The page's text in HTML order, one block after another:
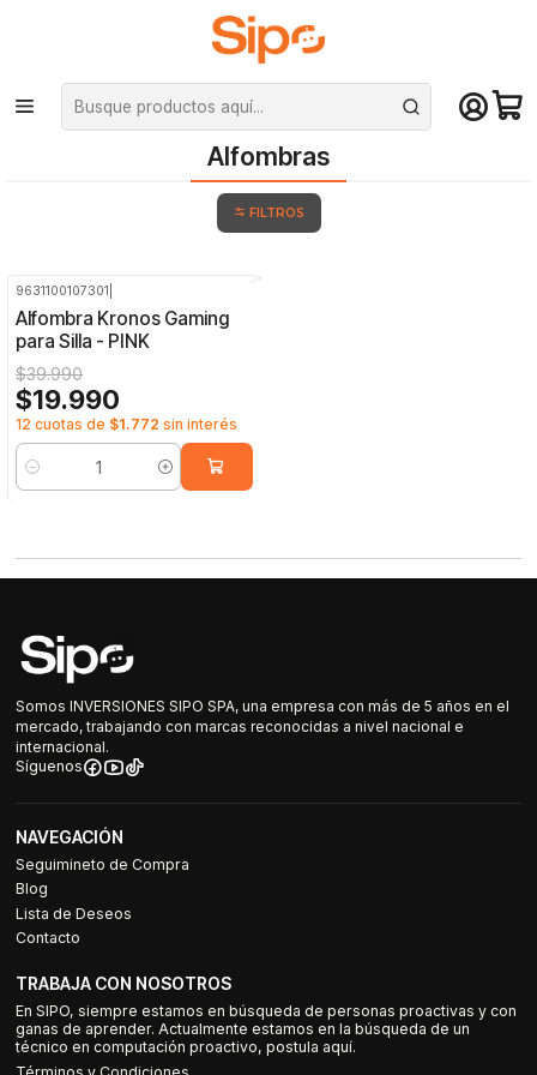
¡Compra hasta mediodía y recibe hoy! De lunes a sábado en el gran
Santiago. Envío gratis desde $29.990
Inicio Computación y Gamers Sillas y Escritorios Alfombras
Alfombras
FILTROS
9631100107301
Alfombra Kronos Gaming
para Silla - PINK
$39.990
$19.990
12 cuotas de $1.772 sin interés
Cantidad
Somos INVERSIONES SIPO SPA, una empresa con más de 5 años en el
mercado, trabajando con marcas reconocidas a nivel nacional e
internacional.
Síguenos
NAVEGACIÓN
Seguimineto de Compra
Blog
Lista de Deseos
Contacto
TRABAJA CON NOSOTROS
En SIPO, siempre estamos en búsqueda de personas proactivas y con
ganas de aprender. Actualmente estamos en la búsqueda de un
técnico en computación proactivo, postula aquí.